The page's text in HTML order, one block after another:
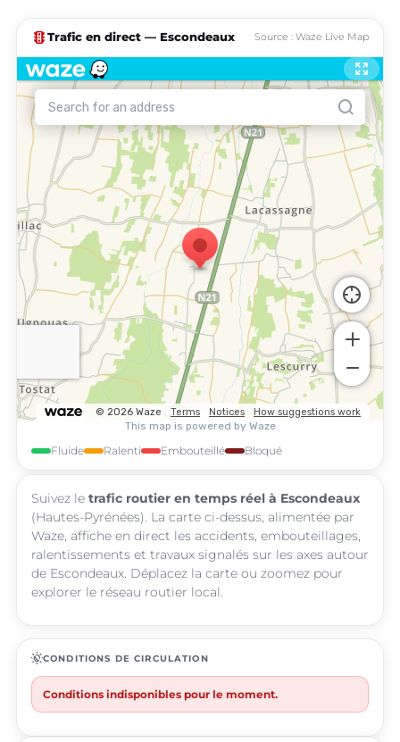
traffic Trafic en direct — Escondeaux Source : Waze Live Map
Fluide Ralenti Embouteillé Bloqué
Suivez le trafic routier en temps réel à Escondeaux
(Hautes-Pyrénées). La carte ci-dessus, alimentée par
Waze, affiche en direct les accidents, embouteillages,
ralentissements et travaux signalés sur les axes autour
de Escondeaux. Déplacez la carte ou zoomez pour
explorer le réseau routier local.
routineCONDITIONS DE CIRCULATION
Conditions indisponibles pour le moment.